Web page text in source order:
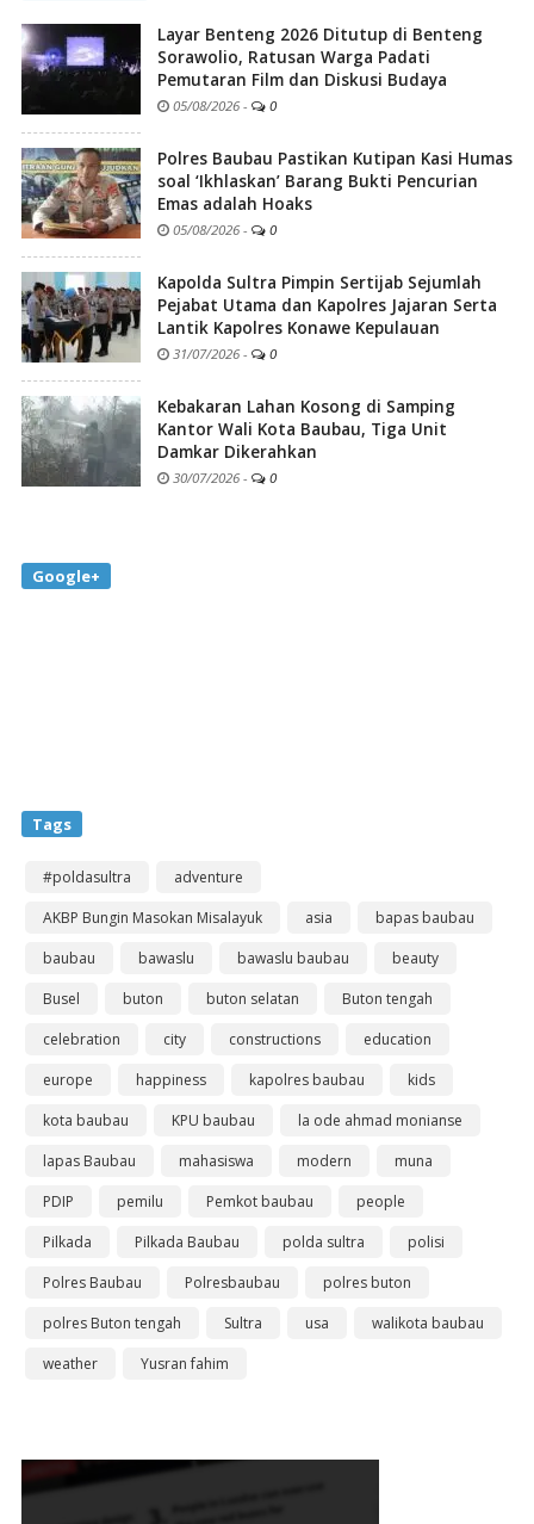
Layar Benteng 2026 Ditutup di Benteng
Sorawolio, Ratusan Warga Padati
Pemutaran Film dan Diskusi Budaya
05/08/2026 - 0
Polres Baubau Pastikan Kutipan Kasi Humas
soal ‘Ikhlaskan’ Barang Bukti Pencurian
Emas adalah Hoaks
05/08/2026 - 0
Kapolda Sultra Pimpin Sertijab Sejumlah
Pejabat Utama dan Kapolres Jajaran Serta
Lantik Kapolres Konawe Kepulauan
31/07/2026 - 0
Kebakaran Lahan Kosong di Samping
Kantor Wali Kota Baubau, Tiga Unit
Damkar Dikerahkan
30/07/2026 - 0
Google+
Tags
#poldasultra
adventure
AKBP Bungin Masokan Misalayuk
asia
bapas baubau
baubau
bawaslu bawaslu baubau
beauty
Busel
buton buton selatan
Buton tengah
celebration
city constructions
education
europe
happiness kapolres baubau
kids
kota baubau
KPU baubau
la ode ahmad monianse
lapas Baubau
mahasiswa modern
muna
PDIP
pemilu Pemkot baubau
people
Pilkada
Pilkada Baubau polda sultra
polisi
Polres Baubau
Polresbaubau
polres buton
polres Buton tengah
Sultra usa
walikota baubau
weather
Yusran fahim